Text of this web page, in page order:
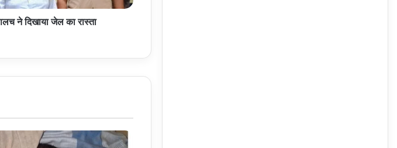
ने दिखाया जेल का रास्ता